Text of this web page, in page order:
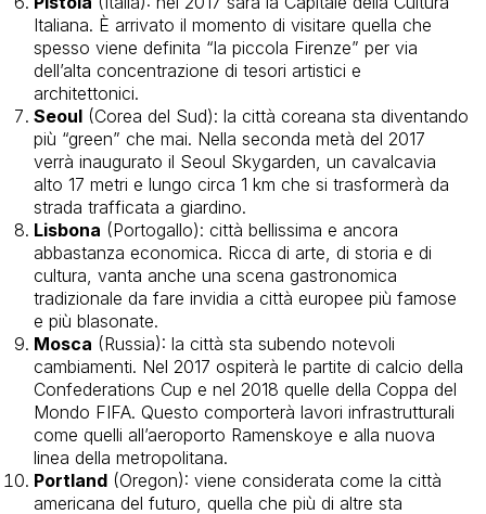
Italiana. È arrivato il momento di visitare quella che
spesso viene definita “la piccola Firenze” per via
dell’alta concentrazione di tesori artistici e
architettonici.
Seoul (Corea del Sud): la città coreana sta diventando
più “green” che mai. Nella seconda metà del 2017
verrà inaugurato il Seoul Skygarden, un cavalcavia
alto 17 metri e lungo circa 1 km che si trasformerà da
strada trafficata a giardino.
Lisbona (Portogallo): città bellissima e ancora
abbastanza economica. Ricca di arte, di storia e di
cultura, vanta anche una scena gastronomica
tradizionale da fare invidia a città europee più famose
e più blasonate.
Mosca (Russia): la città sta subendo notevoli
cambiamenti. Nel 2017 ospiterà le partite di calcio della
Confederations Cup e nel 2018 quelle della Coppa del
Mondo FIFA. Questo comporterà lavori infrastrutturali
come quelli all’aeroporto Ramenskoye e alla nuova
linea della metropolitana.
Portland (Oregon): viene considerata come la città
americana del futuro, quella che più di altre sta